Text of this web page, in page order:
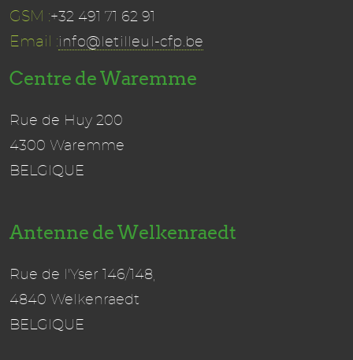
GSM :+32 491 71 62 91
Email :info@letilleul-cfp.be
Centre de Waremme
Rue de Huy 200
4300 Waremme
BELGIQUE
Antenne de Welkenraedt
Rue de l'Yser 146/148,
4840 Welkenraedt
BELGIQUE